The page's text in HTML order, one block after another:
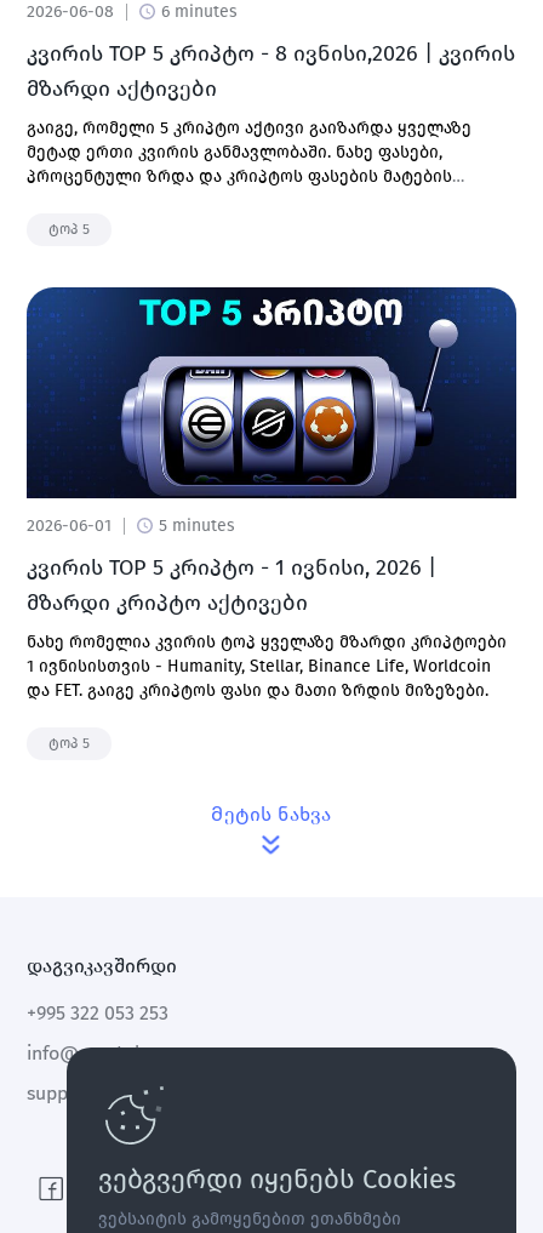
2026-06-08 6 minutes
კვირის TOP 5 კრიპტო - 8 ივნისი,2026 | კვირის
მზარდი აქტივები
გაიგე, რომელი 5 კრიპტო აქტივი გაიზარდა ყველაზე
მეტად ერთი კვირის განმავლობაში. ნახე ფასები,
პროცენტული ზრდა და კრიპტოს ფასების მატების
ტოპ 5
2026-06-01 5 minutes
კვირის TOP 5 კრიპტო - 1 ივნისი, 2026 |
მზარდი კრიპტო აქტივები
ნახე რომელია კვირის ტოპ ყველაზე მზარდი კრიპტოები
1 ივნისისთვის - Humanity, Stellar, Binance Life, Worldcoin
და FET. გაიგე კრიპტოს ფასი და მათი ზრდის მიზეზები.
ტოპ 5
Მეტის ნახვა
დაგვიკავშირდი
+995 322 053 253
info@cryptal.com
support@cryptal.com
ვებგვერდი იყენებს Cookies
ვებსაიტის გამოყენებით ეთანხმები